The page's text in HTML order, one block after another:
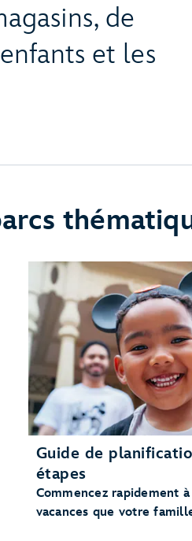
de
et les
Guide de
étapes
Commencez rapidement
vacances que votre